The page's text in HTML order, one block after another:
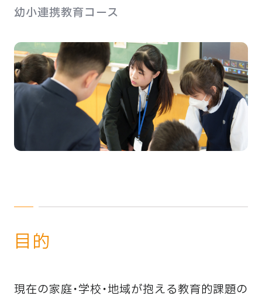
幼小連携教育コース
目的
現在の家庭・学校・地域が抱える教育的課題の